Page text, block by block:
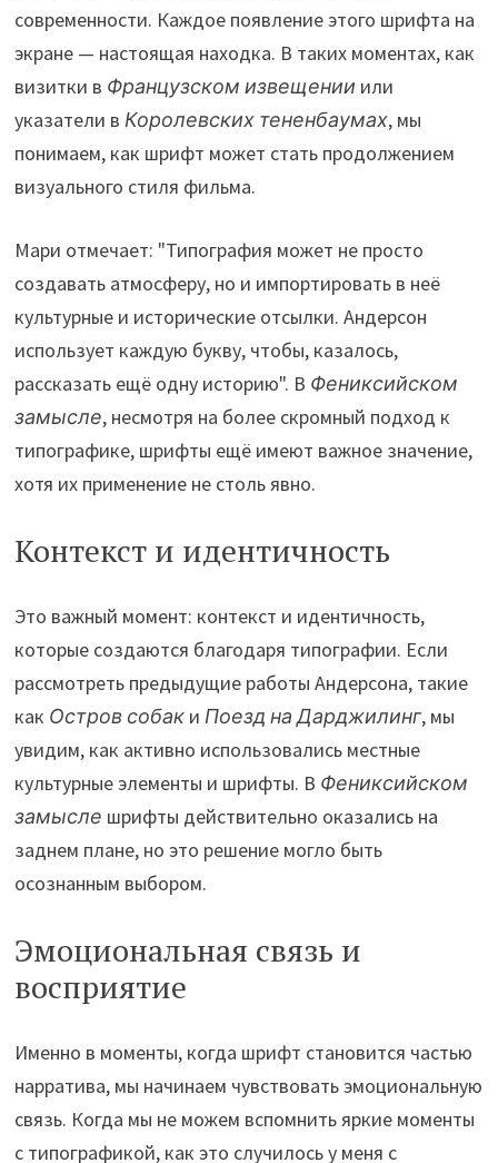
современности. Каждое появление этого шрифта на
экране — настоящая находка. В таких моментах, как
визитки в Французском извещении или
указатели вКоролевских тененбаумах, мы
понимаем, как шрифт может стать продолжением
визуального стиля фильма.
Мари отмечает: "Типография может не просто
создавать атмосферу, но и импортировать в неё
культурные и исторические отсылки. Андерсон
использует каждую букву, чтобы, казалось,
рассказать ещё одну историю". В Фениксийском
замысле, несмотря на более скромный подход к
типографике, шрифты ещё имеют важное значение,
хотя их применение не столь явно.
Контекст и идентичность
Это важный момент: контекст и идентичность,
которые создаются благодаря типографии. Если
рассмотреть предыдущие работы Андерсона, такие
как Остров собак иПоезд на Дарджилинг, мы
увидим, как активно использовались местные
культурные элементы и шрифты. В Фениксийском
замысле шрифты действительно оказались на
заднем плане, но это решение могло быть
осознанным выбором.
Эмоциональная связь и
восприятие
Именно в моменты, когда шрифт становится частью
нарратива, мы начинаем чувствовать эмоциональную
связь. Когда мы не можем вспомнить яркие моменты
с типографикой, как это случилось у меня с